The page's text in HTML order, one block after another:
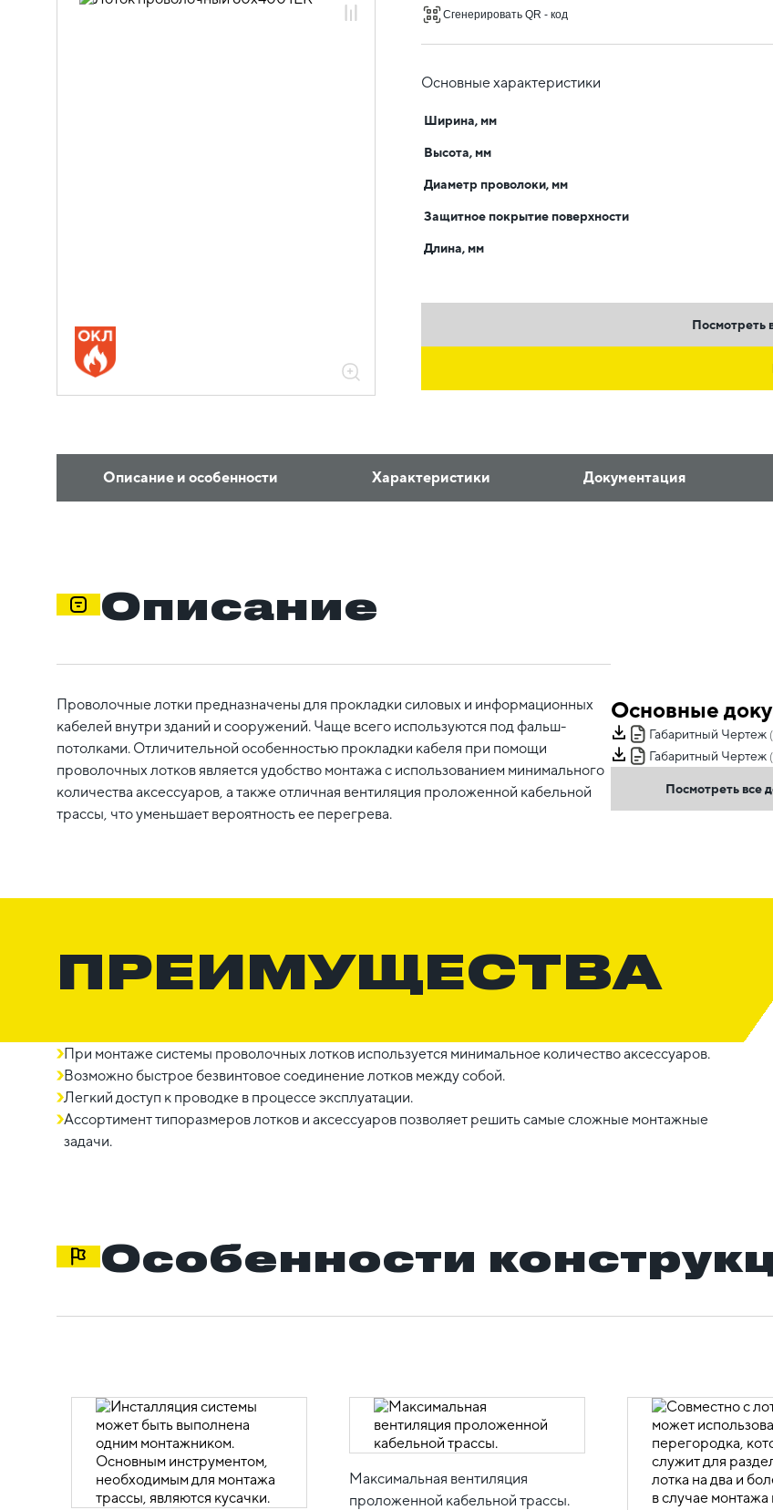
05.04.03.01 Лотки проволочные
Сгенерировать QR - код
Основные характеристики
Ширина, мм
Высота, мм
Диаметр проволоки, мм
Защитное покрытие поверхности
Длина, мм
Посмотреть
Описание и особенности Характеристики Документация
Описание
Проволочные лотки предназначены для прокладки силовых и информационных
кабелей внутри зданий и сооружений. Чаще всего используются под фальш-
потолками. Отличительной особенностью прокладки кабеля при помощи
проволочных лотков является удобство монтажа с использованием минимального
количества аксессуаров, а также отличная вентиляция проложенной кабельной
трассы, что уменьшает вероятность ее перегрева.
Основные
Габаритный Чертеж
Габаритный Чертеж
Посмотреть все
ПРЕИМУЩЕСТВА
При монтаже системы проволочных лотков используется минимальное количество аксессуаров.
Возможно быстрое безвинтовое соединение лотков между собой.
Легкий доступ к проводке в процессе эксплуатации.
Ассортимент типоразмеров лотков и аксессуаров позволяет решить самые сложные монтажные
задачи.
Особенности
Максимальная вентиляция
проложенной кабельной трассы.